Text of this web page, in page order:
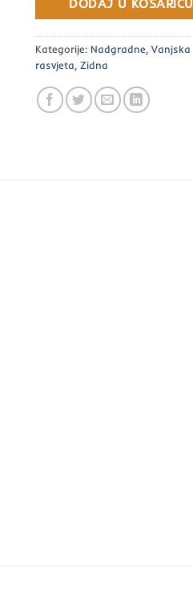
DODAJ U KOŠARICU
Kategorije: Nadgradne, Vanjska
rasvjeta, Zidna